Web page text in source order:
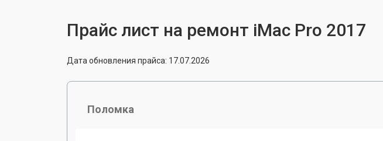
Прайс лист на ремонт iMac Pro 2017
Дата обновления прайса: 17.07.2026
Поломка